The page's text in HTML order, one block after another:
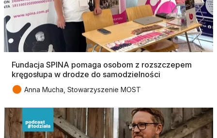
Fundacja SPINA pomaga osobom z rozszczepem
kręgosłupa w drodze do samodzielności
● Anna Mucha, Stowarzyszenie MOST